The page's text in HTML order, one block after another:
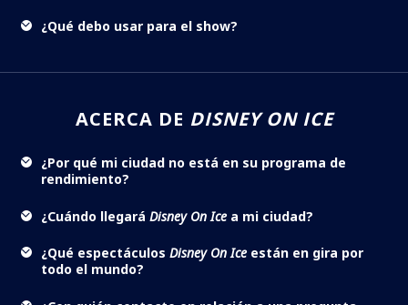
¿Qué debo usar para el show?
ACERCA DE DISNEY ON ICE
¿Por qué mi ciudad no está en su programa de
rendimiento?
¿Cuándo llegará Disney On Ice a mi ciudad?
¿Qué espectáculos Disney On Ice están en gira por
todo el mundo?